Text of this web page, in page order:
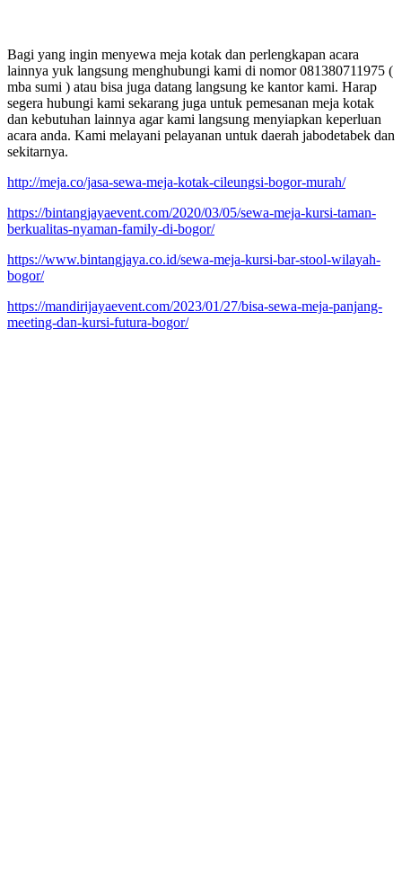
Bagi yang ingin menyewa meja kotak dan perlengkapan acara
lainnya yuk langsung menghubungi kami di nomor 081380711975 (
mba sumi ) atau bisa juga datang langsung ke kantor kami. Harap
segera hubungi kami sekarang juga untuk pemesanan meja kotak
dan kebutuhan lainnya agar kami langsung menyiapkan keperluan
acara anda. Kami melayani pelayanan untuk daerah jabodetabek dan
sekitarnya.
http://meja.co/jasa-sewa-meja-kotak-cileungsi-bogor-murah/
https://bintangjayaevent.com/2020/03/05/sewa-meja-kursi-taman-
berkualitas-nyaman-family-di-bogor/
https://www.bintangjaya.co.id/sewa-meja-kursi-bar-stool-wilayah-
bogor/
https://mandirijayaevent.com/2023/01/27/bisa-sewa-meja-panjang-
meeting-dan-kursi-futura-bogor/